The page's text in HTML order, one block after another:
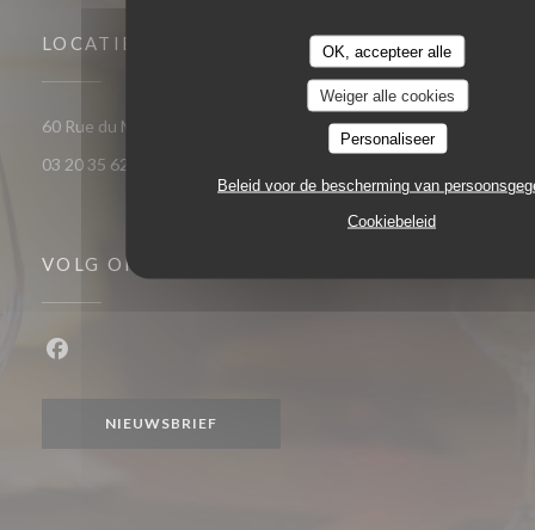
OK, accepteer alle
Weiger alle cookies
Personaliseer
Beleid voor de bescherming van
Cookiebeleid
LOCATIE
60 Rue du Marechal Foch 59120 Loos
((opent in een nieuw
03 20 35 62 81
VOLG ONS
NIEUWSBRIEF